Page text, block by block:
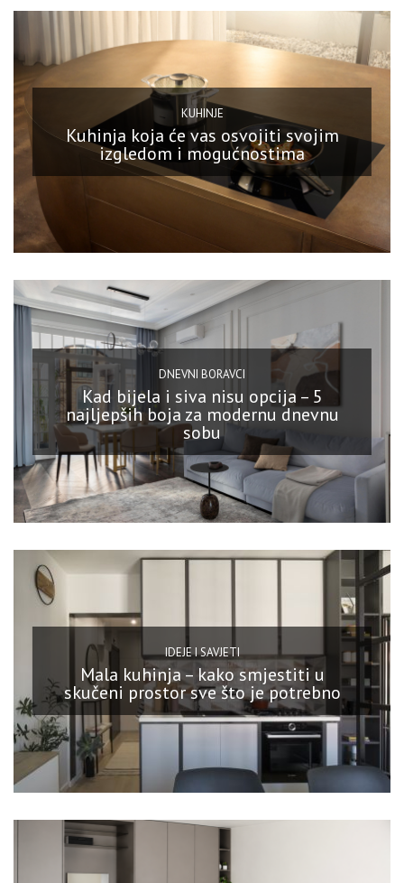
KUHINJE
Kuhinja koja će vas osvojiti svojim
izgledom i mogućnostima
DNEVNI BORAVCI
Kad bijela i siva nisu opcija – 5
najljepših boja za modernu dnevnu
sobu
IDEJE I SAVJETI
Mala kuhinja – kako smjestiti u
skučeni prostor sve što je potrebno